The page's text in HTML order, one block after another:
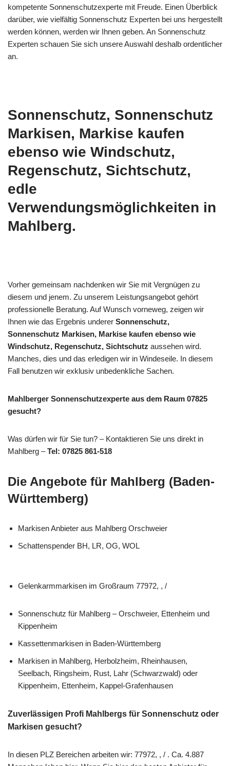
kompetente Sonnenschutzexperte mit Freude. Einen Überblick
darüber, wie vielfältig Sonnenschutz Experten bei uns hergestellt
werden können, werden wir Ihnen geben. An Sonnenschutz
Experten schauen Sie sich unsere Auswahl deshalb ordentlicher
an.
Sonnenschutz, Sonnenschutz
Markisen, Markise kaufen
ebenso wie Windschutz,
Regenschutz, Sichtschutz,
edle
Verwendungsmöglichkeiten in
Mahlberg.
Vorher gemeinsam nachdenken wir Sie mit Vergnügen zu
diesem und jenem. Zu unserem Leistungsangebot gehört
professionelle Beratung. Auf Wunsch vorneweg, zeigen wir
Ihnen wie das Ergebnis underer Sonnenschutz,
Sonnenschutz Markisen, Markise kaufen ebenso wie
Windschutz, Regenschutz, Sichtschutz aussehen wird.
Manches, dies und das erledigen wir in Windeseile. In diesem
Fall benutzen wir exklusiv unbedenkliche Sachen.
Mahlberger Sonnenschutzexperte aus dem Raum 07825
gesucht?
Was dürfen wir für Sie tun? – Kontaktieren Sie uns direkt in
Mahlberg –Tel: 07825 861-518
Die Angebote für Mahlberg (Baden-
Württemberg)
Markisen Anbieter aus Mahlberg Orschweier
Schattenspender BH, LR, OG, WOL
Gelenkarmmarkisen im Großraum 77972, , /
Sonnenschutz für Mahlberg – Orschweier, Ettenheim und
Kippenheim
Kassettenmarkisen in Baden-Württemberg
Markisen in Mahlberg, Herbolzheim, Rheinhausen,
Seelbach, Ringsheim, Rust, Lahr (Schwarzwald) oder
Kippenheim, Ettenheim, Kappel-Grafenhausen
Zuverlässigen Profi Mahlbergs für Sonnenschutz oder
Markisen gesucht?
In diesen PLZ Bereichen arbeiten wir: 77972, , / . Ca. 4.887